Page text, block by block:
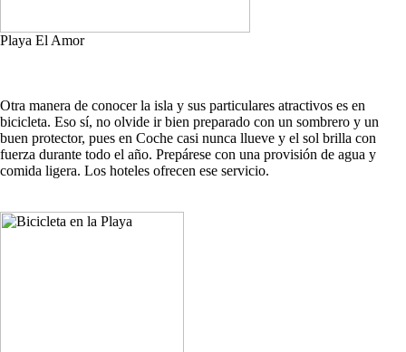
Playa El Amor
Otra manera de conocer la isla y sus particulares atractivos es en
bicicleta. Eso sí, no olvide ir bien preparado con un sombrero y un
buen protector, pues en Coche casi nunca llueve y el sol brilla con
fuerza durante todo el año. Prepárese con una provisión de agua y
comida ligera. Los hoteles ofrecen ese servicio.